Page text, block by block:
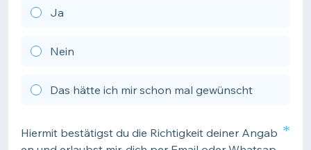
Ja
Nein
Das hätte ich mir schon mal gewünscht
Hiermit bestätigst du die Richtigkeit deiner Angab *